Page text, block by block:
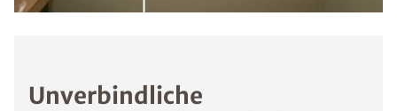
Unverbindliche